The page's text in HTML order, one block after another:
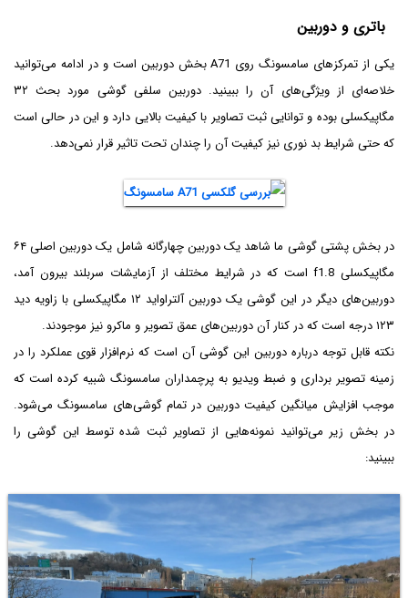
باتری و دوربین
یکی از تمرکز‌های سامسونگ روی A71 بخش دوربین است و در ادامه می‌توانید
خلاصه‌ای از ویژگی‌های آن را ببینید. دوربین سلفی گوشی مورد بحث ۳۲
مگاپیکسلی بوده و توانایی ثبت تصاویر با کیفیت بالایی دارد و این در حالی است
که حتی شرایط بد نوری نیز کیفیت آن را چندان تحت تاثیر قرار نمی‌دهد.
در بخش پشتی گوشی ما شاهد یک دوربین چهارگانه شامل یک دوربین اصلی ۶۴
مگاپیکسلی f1.8 است که در شرایط مختلف از آزمایشات سربلند بیرون آمد،
دوربین‌های دیگر در این گوشی یک دوربین آلتراواید ۱۲ مگاپیکسلی با زاویه دید
۱۲۳ درجه است که در کنار آن دوربین‌های عمق تصویر و ماکرو نیز موجودند.
نکته قابل توجه درباره دوربین این گوشی آن است که نرم‌افزار قوی عملکرد را در
زمینه تصویر برداری و ضبط ویدیو به پرچمداران سامسونگ شبیه کرده است که
موجب افزایش میانگین کیفیت دوربین در تمام گوشی‌های سامسونگ می‌شود.
در بخش زیر می‌توانید نمونه‌هایی از تصاویر ثبت شده توسط این گوشی را
ببینید: